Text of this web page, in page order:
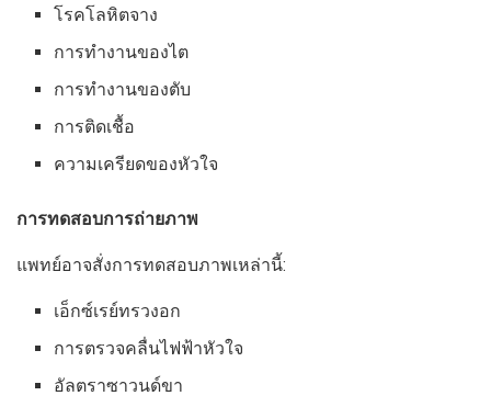
โรคโลหิตจาง
การทำงานของไต
การทำงานของตับ
การติดเชื้อ
ความเครียดของหัวใจ
การทดสอบการถ่ายภาพ
แพทย์อาจสั่งการทดสอบภาพเหล่านี้:
เอ็กซ์เรย์ทรวงอก
การตรวจคลื่นไฟฟ้าหัวใจ
อัลตราซาวนด์ขา